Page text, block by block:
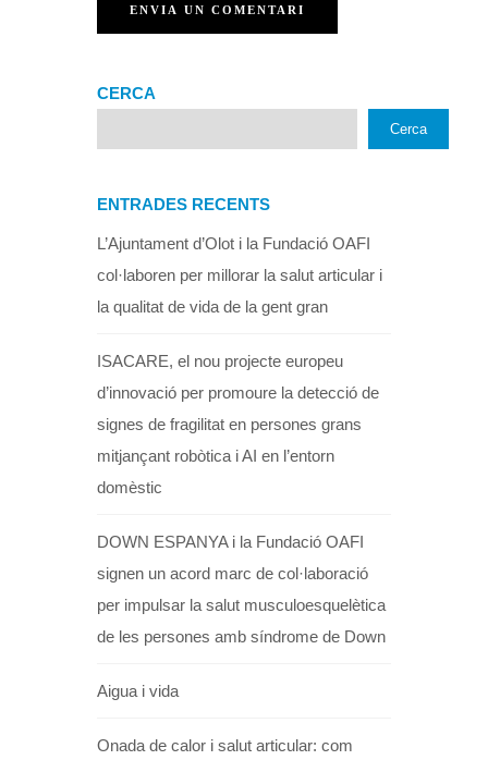
CERCA
Cerca
ENTRADES RECENTS
L’Ajuntament d’Olot i la Fundació OAFI
col·laboren per millorar la salut articular i
la qualitat de vida de la gent gran
ISACARE, el nou projecte europeu
d’innovació per promoure la detecció de
signes de fragilitat en persones grans
mitjançant robòtica i AI en l’entorn
domèstic
DOWN ESPANYA i la Fundació OAFI
signen un acord marc de col·laboració
per impulsar la salut musculoesquelètica
de les persones amb síndrome de Down
Aigua i vida
Onada de calor i salut articular: com